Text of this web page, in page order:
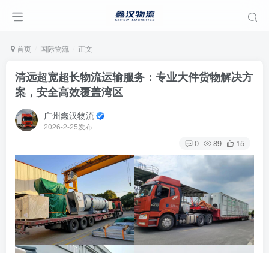
首页 国际物流 正文
清远超宽超长物流运输服务：专业大件货物解决方
案，安全高效覆盖湾区
广州鑫汉物流
2026-2-25发布
0 89 15